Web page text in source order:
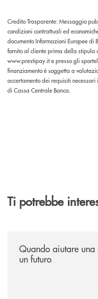
Credito Trasparente: Messaggio
condizioni contrattuali ed
documento Informazioni Europee di
fornito al cliente prima della stipula
www.prestipay.it e presso gli
finanziamento è soggetta a
accertamento dei requisiti
di Cassa Centrale Banca.
Ti potrebbe
Quando aiutare
un futuro